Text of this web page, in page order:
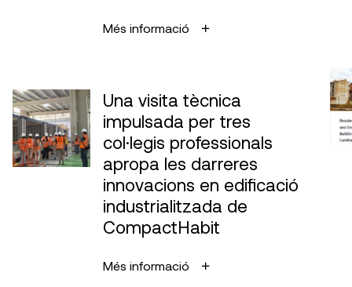
Més informació
Una visita tècnica
impulsada per tres
col·legis professionals
apropa les darreres
innovacions en edificació
industrialitzada de
CompactHabit
Més informació